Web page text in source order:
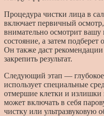
Процедура чистки лица в
включает первичный
внимательно осмотрит вашу
состояние, а затем
Он также даст
закрепить результат.
Следующий этап —
использует специальные
отмершие клетки и излишки
может включать в себя
чистку или ультразвуковую